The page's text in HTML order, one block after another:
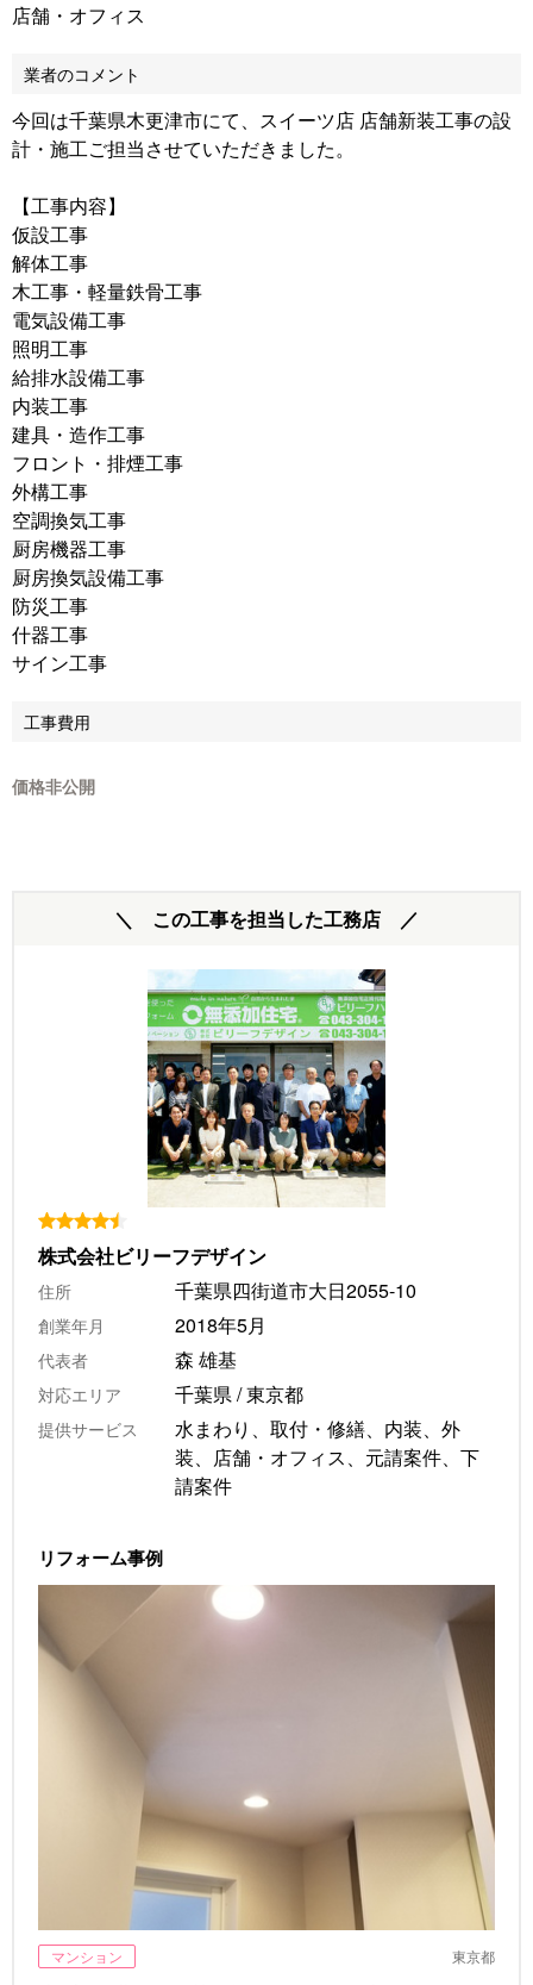
店舗・オフィス
業者のコメント
今回は千葉県木更津市にて、スイーツ店 店舗新装工事の設
計・施工ご担当させていただきました。
【工事内容】
仮設工事
解体工事
木工事・軽量鉄骨工事
電気設備工事
照明工事
給排水設備工事
内装工事
建具・造作工事
フロント・排煙工事
外構工事
空調換気工事
厨房機器工事
厨房換気設備工事
防災工事
什器工事
サイン工事
工事費用
価格非公開
＼ この工事を担当した工務店 ／
株式会社ビリーフデザイン
住所 千葉県四街道市大日2055-10
創業年月 2018年5月
代表者 森 雄基
対応エリア 千葉県 / 東京都
提供サービス
水まわり、取付・修繕、内装、外
装、店舗・オフィス、元請案件、下
請案件
リフォーム事例
マンション 東京都